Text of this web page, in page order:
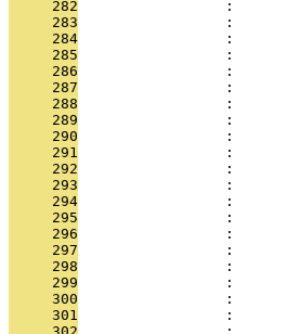
     282
:
     283
:
     284
:
     285
:
     286
:
     287
:
     288
:
     289
:
     290
:
     291
:
     292
:
     293
:
     294
:
     295
:
     296
:
     297
:
     298
:
     299
:
     300
:
     301
: